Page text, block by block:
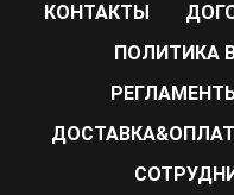
КОНТАКТЫ
ПОЛИТИКА